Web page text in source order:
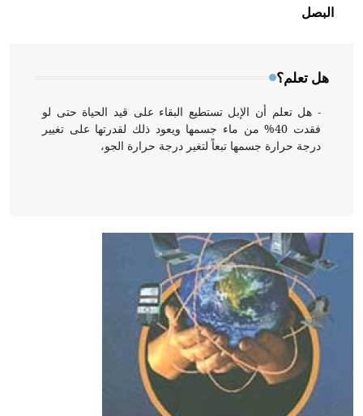
البصل
هل تعلم؟
بالعمارة الإسلامية في بلاد الشام ومصر خاصة، حيث يحرص
المعمار على بناء مداميكه وخاصة في الواجهات
- هل تعلم أن الإبل تستطيع البقاء على قيد الحياة حتى لو
فقدت 40% من ماء جسمها ويعود ذلك لقدرتها على تغيير
درجة حرارة جسمها تبعاً لتغير درجة حرارة الجو،
- هل تعلم أن أبقراط كتب في الطب أربعة مؤلفات هي:
الحكم، الأدلة، تنظيم التغذية، ورسالته في جروح الرأس.
ويعود له الفضل بأنه حرر الطب من الدين والفلسفة.
- هل تعلم أن المرجان إفراز حيواني يتكون في البحر ويتركب
من مادة كربونات الكلسيوم، وهو أحمر أو شديد الحمرة وهو
أجود أنواعه، ويمتاز بكبر الحجم ويسمى الش